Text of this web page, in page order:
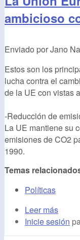
ambicioso
Enviado porJano
Estos son los
lucha contra el
de la UE con vistas
-Reducción de
La UE mantiene su
emisiones de CO2
1990.
Temas
Políticas
Leer más
Inicie sesión